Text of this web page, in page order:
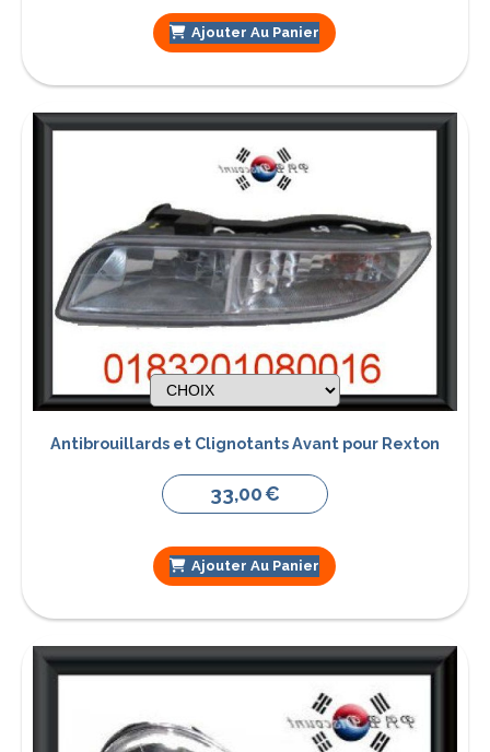
Ajouter Au Panier
Antibrouillards et Clignotants Avant pour Rexton
33,00€
Ajouter Au Panier